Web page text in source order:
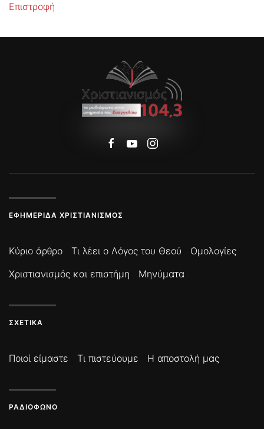
Επιστροφή
ΕΦΗΜΕΡΊΔΑ ΧΡΙΣΤΙΑΝΙΣΜΌΣ
Κύριο άρθρο Τι λέει ο Λόγος του Θεού
Ομολογίες
Χριστιανισμός και επιστήμη
Μηνύματα
ΣΧΕΤΙΚΆ
Ποιοί είμαστε Τι πιστεύουμε Η αποστολή μας
ΡΑΔΙΌΦΩΝΟ